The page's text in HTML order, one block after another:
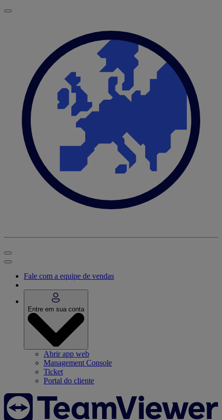
Fale com a equipe de vendas
Entre em sua conta
Abrir app web
Management Console
Ticket
Portal do cliente